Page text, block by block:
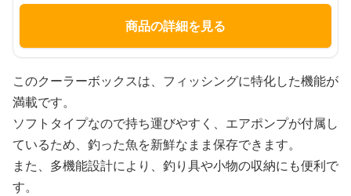
商品の詳細を見る
このクーラーボックスは、フィッシングに特化した機能が
満載です。
ソフトタイプなので持ち運びやすく、エアポンプが付属し
ているため、釣った魚を新鮮なまま保存できます。
また、多機能設計により、釣り具や小物の収納にも便利で
す。